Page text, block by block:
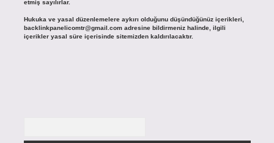
etmiş sayılırlar.
Hukuka ve yasal düzenlemelere aykırı olduğunu düşündüğünüz içerikleri,
backlinkpanelicomtr@gmail.comadresine bildirmeniz halinde, ilgili
içerikler yasal süre içerisinde sitemizden kaldırılacaktır.